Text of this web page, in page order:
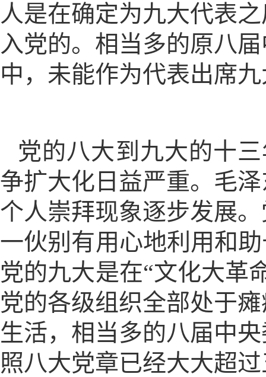
人是在确定为九大代表
入党的。相当多的原八
中，未能作为代表出席
党的八大到九大的十
争扩大化日益严重。毛
个人崇拜现象逐步发展
一伙别有用心地利用和
党的九大是在“文化大革
党的各级组织全部处于
生活，相当多的八届中
照八大党章已经大大超